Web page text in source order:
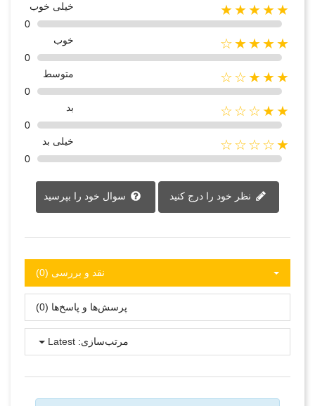
★★★★★
خیلی خوب
0
★★★★☆
خوب
0
★★★☆☆
متوسط
0
★★☆☆☆
بد
0
★☆☆☆☆
خیلی بد
0
سوال خود را بپرسید
نقد و بررسی‌‌ (0)
پرسش‌ها و پاسخ‌ها (0)
مرتب‌سازی: Latest